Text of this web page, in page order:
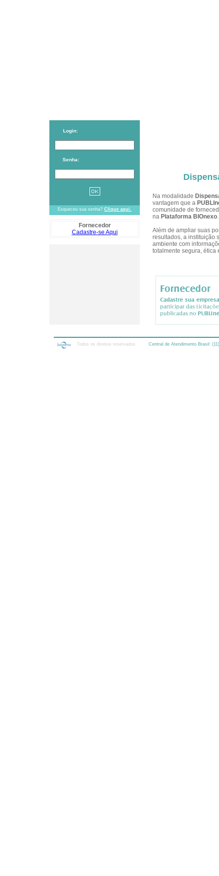
Fornecedor
Cadastre-se Aqui
Login:
Senha:
Todos os direitos reservados Central de Atendimento Brasil:
Na modalidade
vantagem que a
comunidade de
na Plataforma BIOnexo.
Além de ampliar suas
resultados, a instituição
ambiente com
totalmente segura, ética
Esqueceu sua senha? Clique aqui.